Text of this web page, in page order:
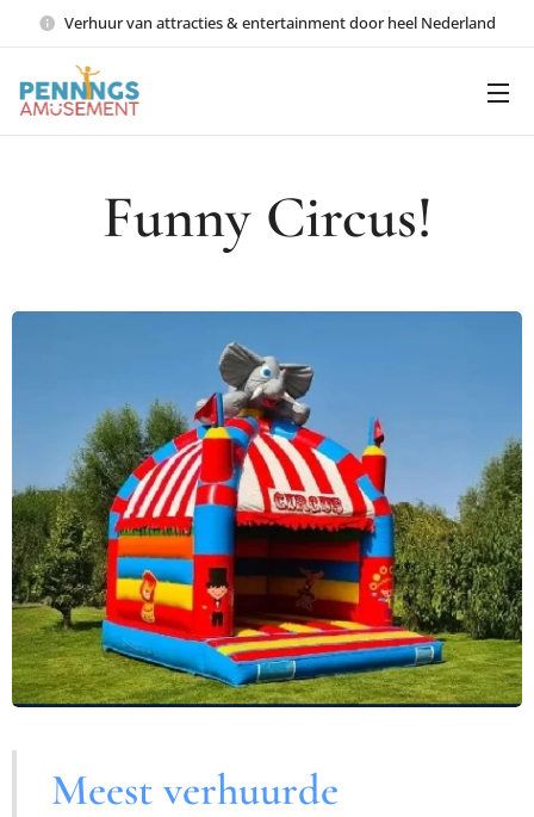
Verhuur van attracties & entertainment door heel Nederland
Funny Circus!
Meest verhuurde